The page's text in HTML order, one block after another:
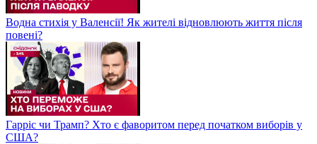
Водна стихія у Валенсії! Як жителі відновлюють життя після
повені?
Гарріс чи Трамп? Хто є фаворитом перед початком виборів у
США?